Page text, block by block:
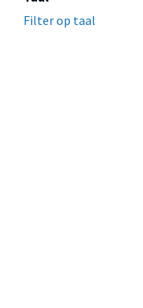
Filter op taal